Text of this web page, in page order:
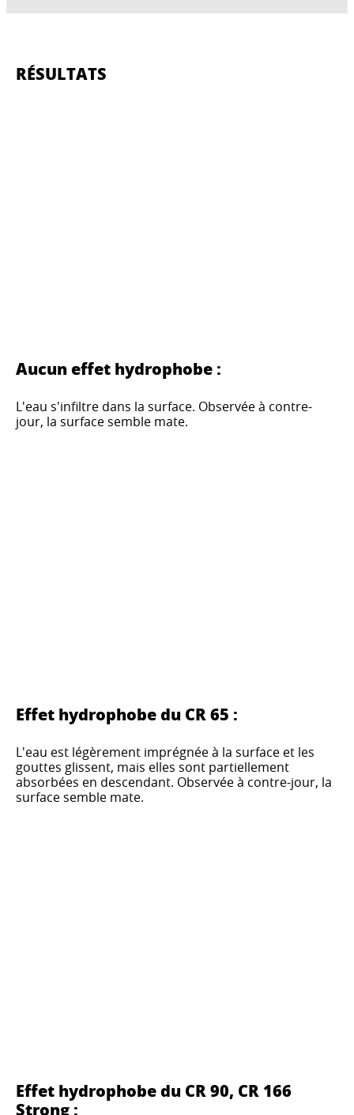
RÉSULTATS
Aucun effet hydrophobe :
L'eau s'infiltre dans la surface. Observée à contre-
jour, la surface semble mate.
Effet hydrophobe du CR 65 :
L'eau est légèrement imprégnée à la surface et les
gouttes glissent, mais elles sont partiellement
absorbées en descendant. Observée à contre-jour, la
surface semble mate.
Effet hydrophobe du CR 90, CR 166
Strong :